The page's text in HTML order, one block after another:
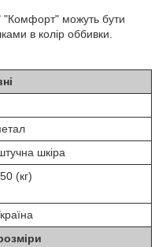
"Комфорт" можуть бути
в колір оббивки.
шкіра
(кг)